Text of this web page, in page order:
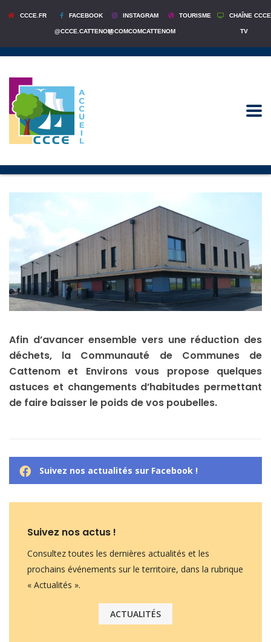
CCCE.FR FACEBOOK
@CCCE.CATTENOM
INSTAGRAM
@COMCOMCATTENOM
TOURISME CHAÎNE CCCE
TV
Afin d’avancer ensemble vers une réduction des
déchets, la Communauté de Communes de
Cattenom et Environs vous propose quelques
astuces et changements d’habitudes permettant
de faire baisser le poids de vos poubelles.
Suivez nos actualités sur Facebook !
Suivez nos actus !
Consultez toutes les dernières actualités et les
prochains événements sur le territoire, dans la rubrique
« Actualités ».
ACTUALITÉS